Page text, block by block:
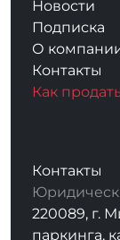
Новости
Подписка
О
Контакты
Как
Контакты
220089, г.
паркинга,